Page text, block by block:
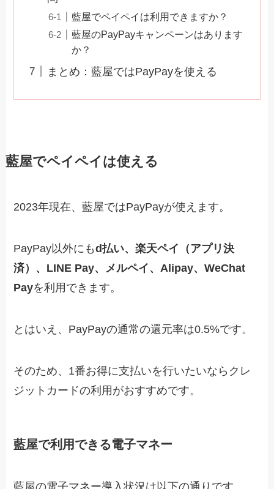
藍屋でペイペイは利用できますか？
藍屋のPayPayキャンペーンはあります
か？
まとめ：藍屋ではPayPayを使える
藍屋でペイペイは使える
2023年現在、藍屋ではPayPayが使えます。
PayPay以外にもd払い、楽天ペイ（アプリ決
済）、LINE Pay、メルペイ、Alipay、WeChat
Payを利用できます。
とはいえ、PayPayの通常の還元率は0.5%です。
そのため、1番お得に支払いを行いたいならクレ
ジットカードの利用がおすすめです。
藍屋で利用できる電子マネー